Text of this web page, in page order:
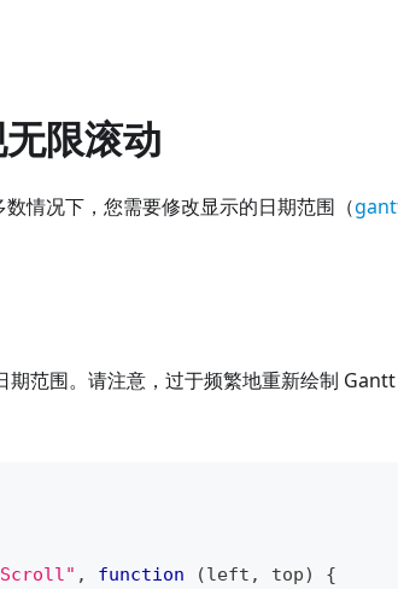
限滚动
情况下，您需要修改显示的日期范围（
期范围。请注意，过于频繁地重新绘制
, function (left , top)
{